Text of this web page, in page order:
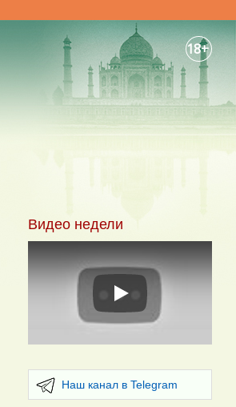
18+
Видео недели
Play
Наш канал в Telegram